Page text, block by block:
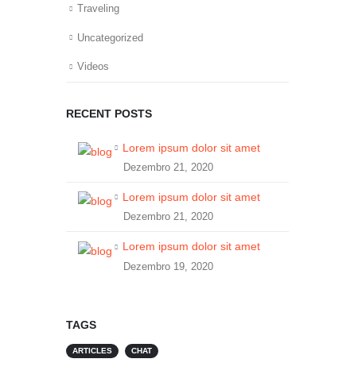
Traveling
Uncategorized
Videos
RECENT POSTS
Lorem ipsum dolor sit amet
Dezembro 21, 2020
Lorem ipsum dolor sit amet
Dezembro 21, 2020
Lorem ipsum dolor sit amet
Dezembro 19, 2020
TAGS
ARTICLES CHAT